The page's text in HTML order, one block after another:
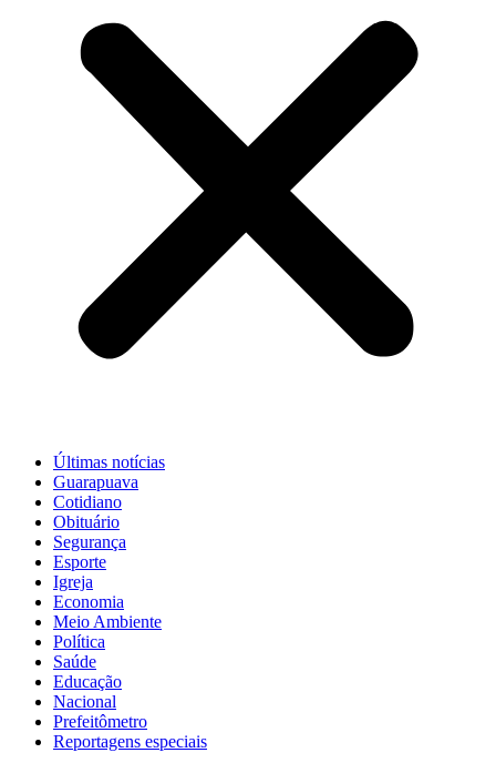
Últimas notícias
Guarapuava
Cotidiano
Obituário
Segurança
Esporte
Igreja
Economia
Meio Ambiente
Política
Saúde
Educação
Nacional
Prefeitômetro
Reportagens especiais